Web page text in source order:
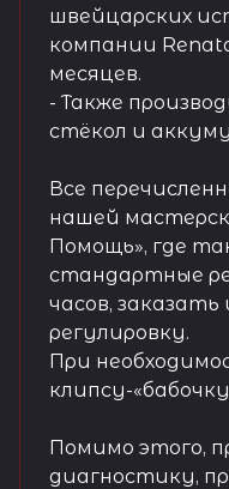
швейцарских
компании
месяцев.
- Также
стёкол и
Все
нашей
Помощь», где
стандартные
часов,
регулировку.
При
клипсу-
Помимо этого,
диагностику,